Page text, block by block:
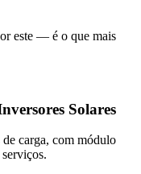
este — é o que mais
Solares
carga, com módulo